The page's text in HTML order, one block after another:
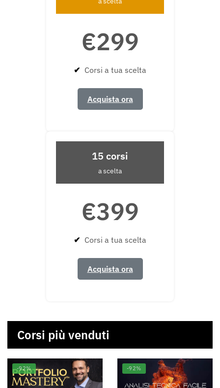
€299
✔ Corsi a tua scelta
Acquista ora
15 corsi
a scelta
€399
✔ Corsi a tua scelta
Acquista ora
Corsi più venduti
-92% -92%